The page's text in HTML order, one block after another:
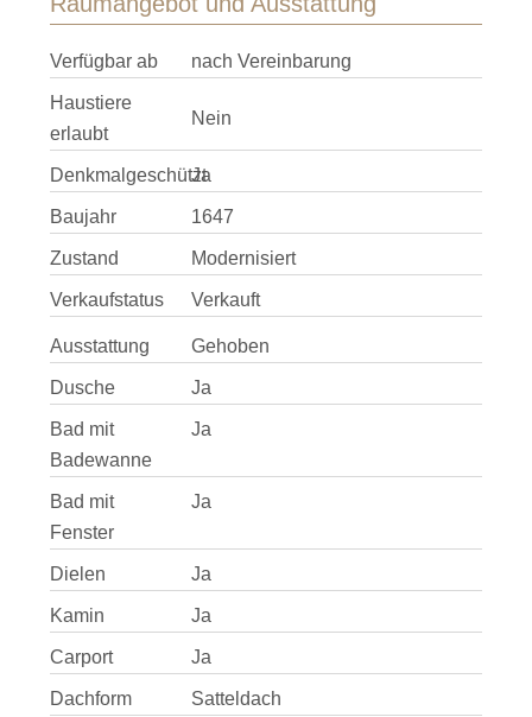
Verfügbar ab nach Vereinbarung
Haustiere
erlaubt
Nein
Denkmalgeschützt
Ja
Baujahr 1647
Zustand Modernisiert
Verkaufstatus Verkauft
Ausstattung Gehoben
Dusche Ja
Bad mit
Badewanne
Ja
Bad mit
Fenster
Ja
Dielen Ja
Kamin Ja
Carport Ja
Dachform Satteldach